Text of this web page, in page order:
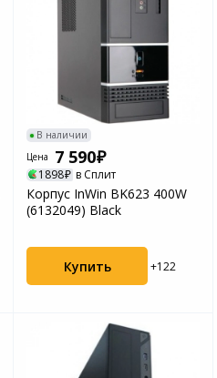
В наличии
Цена
7 590
1898 в Сплит
Корпус InWin BK623 400W
(6132049) Black
Купить +122